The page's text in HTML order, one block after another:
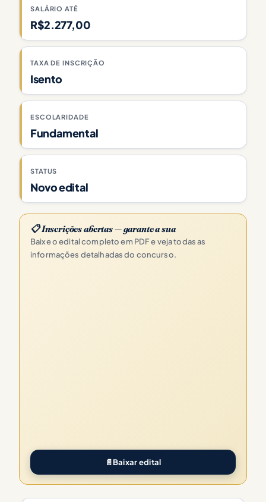
SALÁRIO ATÉ
R$2.277,00
TAXA DE INSCRIÇÃO
Isento
ESCOLARIDADE
Fundamental
STATUS
Novo edital
📋 Inscrições abertas — garante a sua
Baixe o edital completo em PDF e veja todas as
informações detalhadas do concurso.
📄Baixar edital